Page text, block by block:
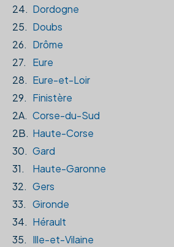
24. Dordogne
25. Doubs
26. Drôme
27.
Eure
28. Eure-et-Loir
29. Finistère
2A. Corse-du-Sud
2B. Haute-Corse
30. Gard
31.
Haute-Garonne
32. Gers
33. Gironde
34. Hérault
35. Ille-et-Vilaine